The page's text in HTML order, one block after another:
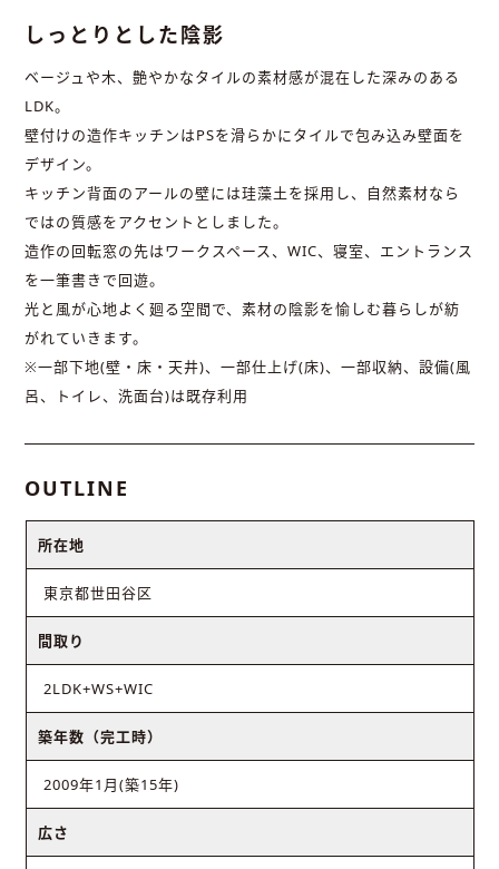
しっとりとした陰影
ベージュや木、艶やかなタイルの素材感が混在した深みのある
LDK。
壁付けの造作キッチンはPSを滑らかにタイルで包み込み壁面を
デザイン。
キッチン背面のアールの壁には珪藻土を採用し、自然素材なら
ではの質感をアクセントとしました。
造作の回転窓の先はワークスペース、WIC、寝室、エントランス
を一筆書きで回遊。
光と風が心地よく廻る空間で、素材の陰影を愉しむ暮らしが紡
がれていきます。
※一部下地(壁・床・天井)、一部仕上げ(床)、一部収納、設備(風
呂、トイレ、洗面台)は既存利用
OUTLINE
所在地
東京都世田谷区
間取り
2LDK+WS+WIC
築年数（完工時）
2009年1月(築15年)
広さ